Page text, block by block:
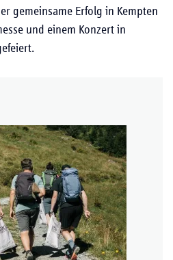
gemeinsame Erfolg in Kempten
und einem Konzert in